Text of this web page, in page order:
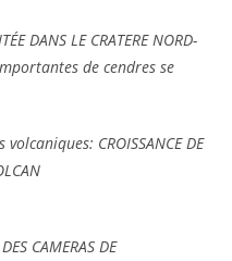
DANS LE CRATERE NORD-
de cendres se
CROISSANCE DE
CAMERAS DE